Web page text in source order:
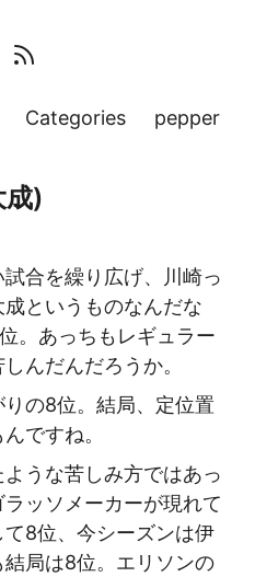
Categories pepper
)
合を繰り広げ、川崎っ
というものなんだな
。あっちもレギュラー
んだんだろうか。
の8位。結局、定位置
ですね。
うな苦しみ方ではあっ
ッソメーカーが現れて
8位、今シーズンは伊
局は8位。エリソンの